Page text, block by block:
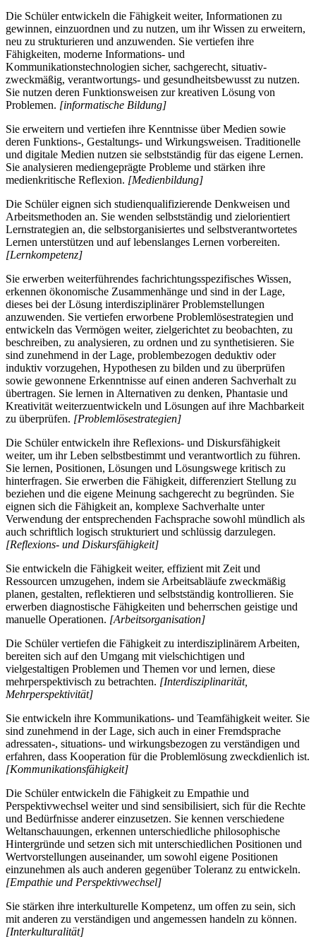
Die Schüler entwickeln die Fähigkeit weiter, Informationen zu
gewinnen, einzuordnen und zu nutzen, um ihr Wissen zu erweitern,
neu zu strukturieren und anzuwenden. Sie vertiefen ihre
Fähigkeiten, moderne Informations- und
Kommunikationstechnologien sicher, sachgerecht, situativ-
zweckmäßig, verantwortungs- und gesundheitsbewusst zu nutzen.
Sie nutzen deren Funktionsweisen zur kreativen Lösung von
Problemen. [informatische Bildung]
Sie erweitern und vertiefen ihre Kenntnisse über Medien sowie
deren Funktions-, Gestaltungs- und Wirkungsweisen. Traditionelle
und digitale Medien nutzen sie selbstständig für das eigene Lernen.
Sie analysieren mediengeprägte Probleme und stärken ihre
medienkritische Reflexion. [Medienbildung]
Die Schüler eignen sich studienqualifizierende Denkweisen und
Arbeitsmethoden an. Sie wenden selbstständig und zielorientiert
Lernstrategien an, die selbstorganisiertes und selbstverantwortetes
Lernen unterstützen und auf lebenslanges Lernen vorbereiten.
[Lernkompetenz]
Sie erwerben weiterführendes fachrichtungsspezifisches Wissen,
erkennen ökonomische Zusammenhänge und sind in der Lage,
dieses bei der Lösung interdisziplinärer Problemstellungen
anzuwenden. Sie vertiefen erworbene Problemlösestrategien und
entwickeln das Vermögen weiter, zielgerichtet zu beobachten, zu
beschreiben, zu analysieren, zu ordnen und zu synthetisieren. Sie
sind zunehmend in der Lage, problembezogen deduktiv oder
induktiv vorzugehen, Hypothesen zu bilden und zu überprüfen
sowie gewonnene Erkenntnisse auf einen anderen Sachverhalt zu
übertragen. Sie lernen in Alternativen zu denken, Phantasie und
Kreativität weiterzuentwickeln und Lösungen auf ihre Machbarkeit
zu überprüfen. [Problemlösestrategien]
Die Schüler entwickeln ihre Reflexions- und Diskursfähigkeit
weiter, um ihr Leben selbstbestimmt und verantwortlich zu führen.
Sie lernen, Positionen, Lösungen und Lösungswege kritisch zu
hinterfragen. Sie erwerben die Fähigkeit, differenziert Stellung zu
beziehen und die eigene Meinung sachgerecht zu begründen. Sie
eignen sich die Fähigkeit an, komplexe Sachverhalte unter
Verwendung der entsprechenden Fachsprache sowohl mündlich als
auch schriftlich logisch strukturiert und schlüssig darzulegen.
[Reflexions- und Diskursfähigkeit]
Sie entwickeln die Fähigkeit weiter, effizient mit Zeit und
Ressourcen umzugehen, indem sie Arbeitsabläufe zweckmäßig
planen, gestalten, reflektieren und selbstständig kontrollieren. Sie
erwerben diagnostische Fähigkeiten und beherrschen geistige und
manuelle Operationen. [Arbeitsorganisation]
Die Schüler vertiefen die Fähigkeit zu interdisziplinärem Arbeiten,
bereiten sich auf den Umgang mit vielschichtigen und
vielgestaltigen Problemen und Themen vor und lernen, diese
mehrperspektivisch zu betrachten. [Interdisziplinarität,
Mehrperspektivität]
Sie entwickeln ihre Kommunikations- und Teamfähigkeit weiter. Sie
sind zunehmend in der Lage, sich auch in einer Fremdsprache
adressaten-, situations- und wirkungsbezogen zu verständigen und
erfahren, dass Kooperation für die Problemlösung zweckdienlich ist.
[Kommunikationsfähigkeit]
Die Schüler entwickeln die Fähigkeit zu Empathie und
Perspektivwechsel weiter und sind sensibilisiert, sich für die Rechte
und Bedürfnisse anderer einzusetzen. Sie kennen verschiedene
Weltanschauungen, erkennen unterschiedliche philosophische
Hintergründe und setzen sich mit unterschiedlichen Positionen und
Wertvorstellungen auseinander, um sowohl eigene Positionen
einzunehmen als auch anderen gegenüber Toleranz zu entwickeln.
[Empathie und Perspektivwechsel]
Sie stärken ihre interkulturelle Kompetenz, um offen zu sein, sich
mit anderen zu verständigen und angemessen handeln zu können.
[Interkulturalität]